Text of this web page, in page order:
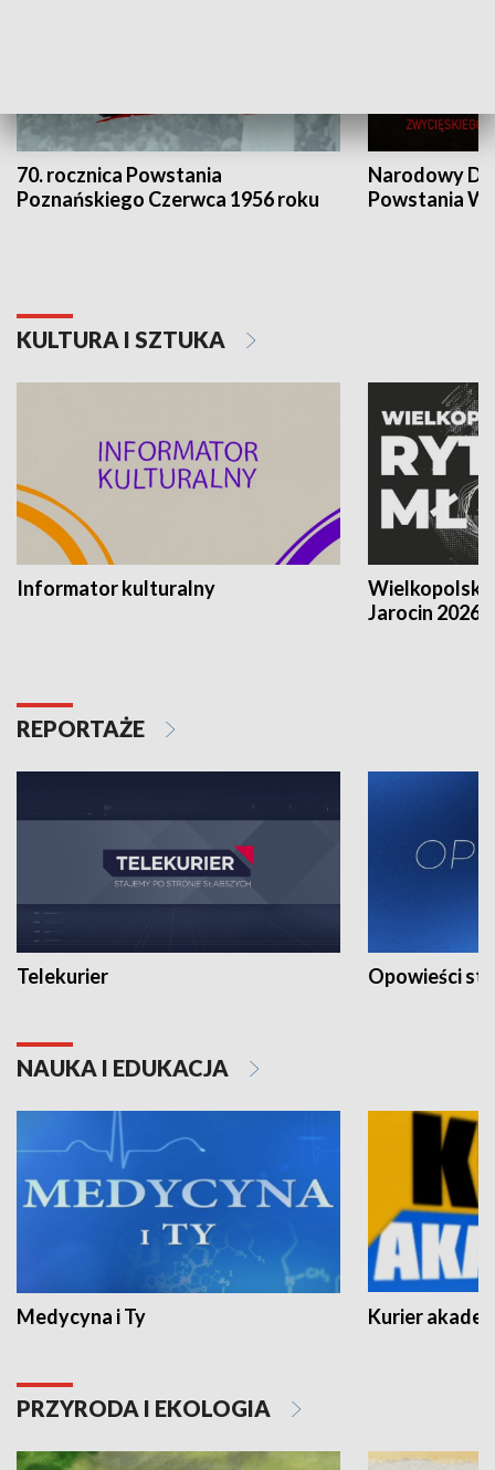
70. rocznica Powstania
Poznańskiego Czerwca 1956 roku
Narodowy
Powstania
KULTURA I SZTUKA
Informator kulturalny
Jarocin 2026
REPORTAŻE
Telekurier Opowieści
NAUKA I EDUKACJA
Medycyna i Ty Kurier
PRZYRODA I EKOLOGIA